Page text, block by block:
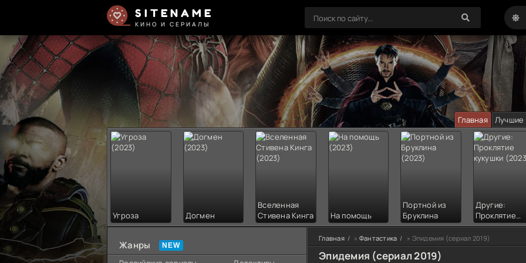
SITENAME
КИНО И СЕРИАЛЫ
Главная Лучшие
Угроза Догмен
Вселенная
Стивена Кинга
На помощь
Портной из
Бруклина
Другие:
Проклятие
кукушки
Жанры
Главная » Фантастика » Эпидемия (сериал 2019)
Эпидемия (сериал 2019)